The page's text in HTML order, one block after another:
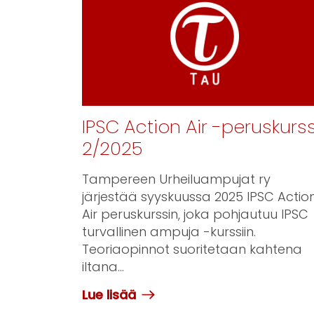
IPSC Action Air -
2/2025
Tampereen Urheiluampujat ry
järjestää syyskuussa 2025 IPSC
Air peruskurssin, joka pohjautuu IPSC
turvallinen ampuja -kurssiin.
Teoriaopinnot suoritetaan kahtena
iltana...
Lue lisää